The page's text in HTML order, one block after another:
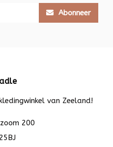
Abonneer
van Zeeland!
200